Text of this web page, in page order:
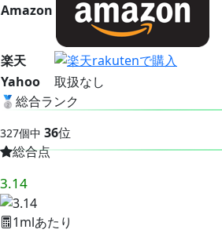
Amazon
楽天
Yahoo
取扱なし
🥈 総合ランク
327個中 36位
総合点
3.14
1mlあたり